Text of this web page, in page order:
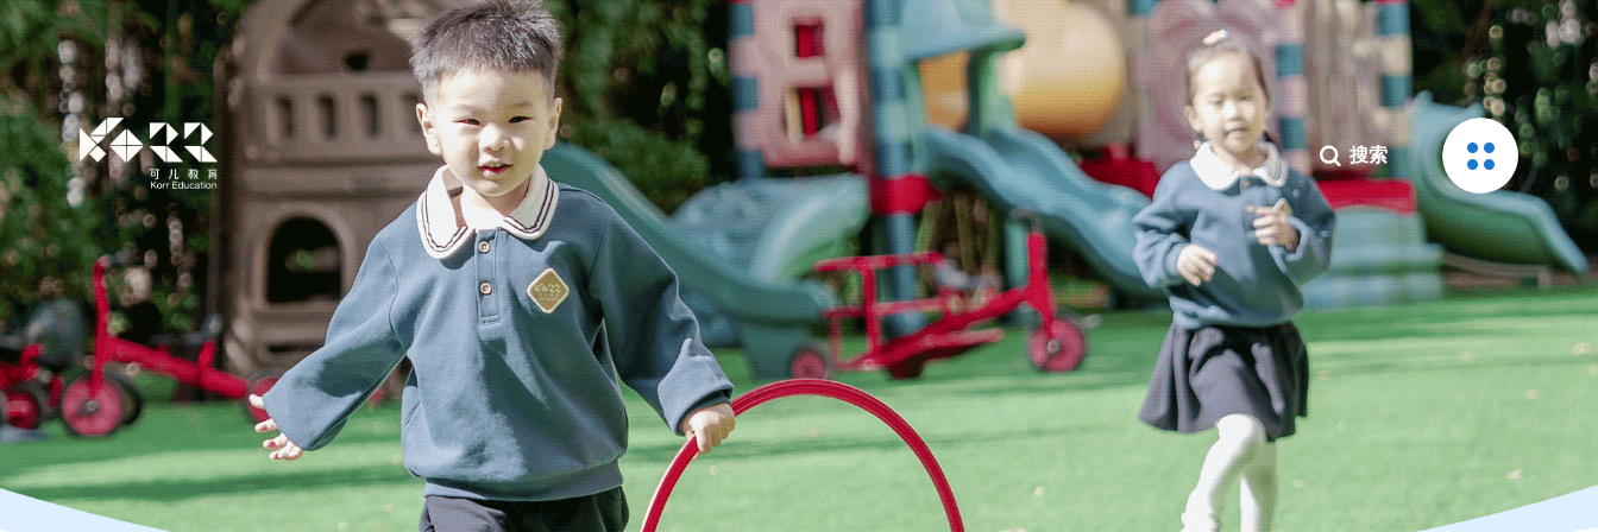
搜索

 搜索

了解可儿 美德文化 可儿亲子游泳 目一二儿童美术教育院 可儿幼一家 园区分布 招贤纳士